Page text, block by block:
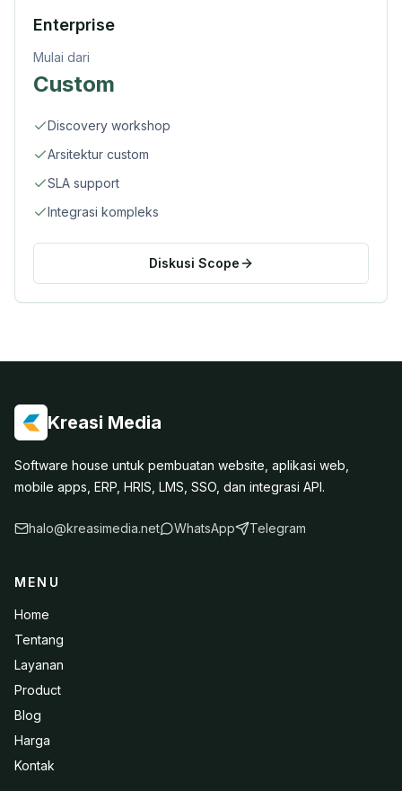
Enterprise
Mulai dari
Custom
Discovery workshop
Arsitektur custom
SLA support
Integrasi kompleks
Diskusi Scope
Kreasi Media
Software house untuk pembuatan website, aplikasi web,
mobile apps, ERP, HRIS, LMS, SSO, dan integrasi API.
halo@kreasimedia.net WhatsApp Telegram
MENU
Home
Tentang
Layanan
Product
Blog
Harga
Kontak